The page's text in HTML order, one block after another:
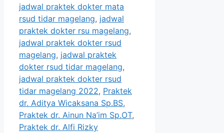
jadwal praktek dokter mata
rsud tidar magelang, jadwal
praktek dokter rsu magelang,
jadwal praktek dokter rsud
magelang, jadwal praktek
dokter rsud tidar magelang,
jadwal praktek dokter rsud
tidar magelang 2022, Praktek
dr. Aditya Wicaksana Sp.BS,
Praktek dr. Ainun Na’im Sp.OT,
Praktek dr. Alfi Rizky